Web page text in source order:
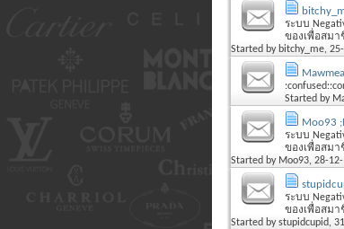
ระบบ
ของเพื่อสมา
Started by bitchy_me,
Started by
Moo93
ระบบ
ของเพื่อสมา
Started by Moo93, 28-
ระบบ
ของเพื่อสมา
Started bystupidcupid,